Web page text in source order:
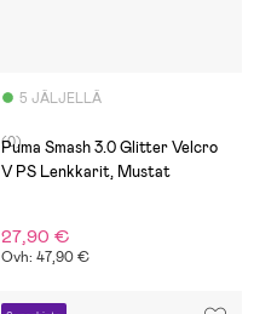
5 JÄLJELLÄ
(0)
Puma Smash 3.0 Glitter Velcro
V PS Lenkkarit, Mustat
27,90 €
Ovh: 47,90 €